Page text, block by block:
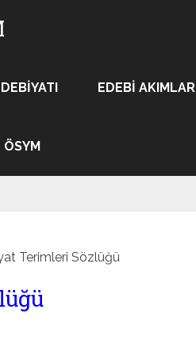
EDEBI AKIMLAR
ÖSYM
Terimleri Sözlüğü